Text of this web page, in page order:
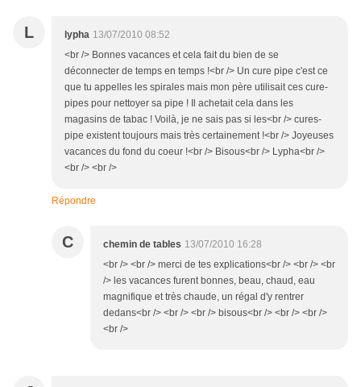
L lypha 13/07/2010 08:52
<br /> Bonnes vacances et cela fait du bien de se
déconnecter de temps en temps !<br /> Un cure pipe c'est ce
que tu appelles les spirales mais mon père utilisait ces cure-
pipes pour nettoyer sa pipe ! Il achetait cela dans les
magasins de tabac ! Voilà, je ne sais pas si les<br /> cures-
pipe existent toujours mais très certainement !<br /> Joyeuses
vacances du fond du coeur !<br /> Bisous<br /> Lypha<br />
<br /> <br />
Répondre
C chemin de tables 13/07/2010 16:28
<br /> <br /> merci de tes explications<br /> <br /> <br
/> les vacances furent bonnes, beau, chaud, eau
magnifique et très chaude, un régal d'y rentrer
dedans<br /> <br /> <br /> bisous<br /> <br /> <br />
<br />